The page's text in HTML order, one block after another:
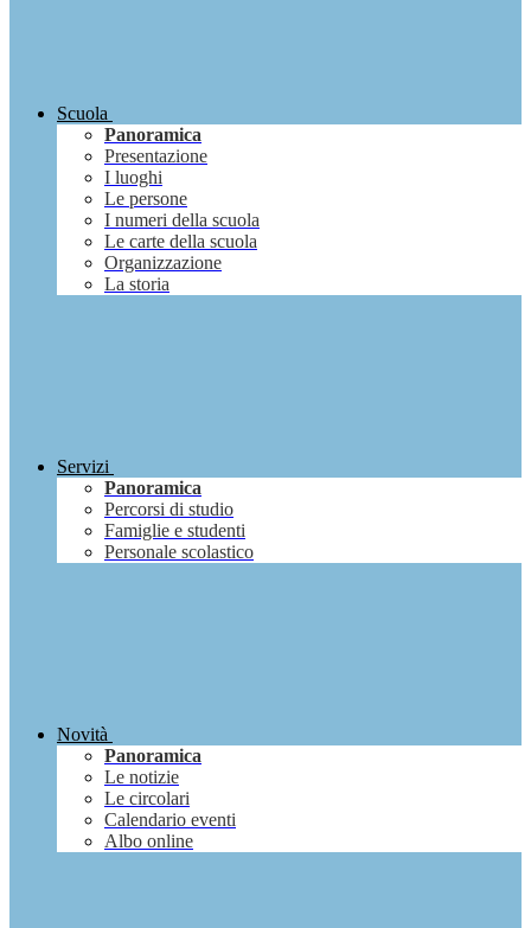
Scuola
Panoramica
Presentazione
I luoghi
Le persone
I numeri della scuola
Le carte della scuola
Organizzazione
La storia
Servizi
Panoramica
Percorsi di studio
Famiglie e studenti
Personale scolastico
Novità
Panoramica
Le notizie
Le circolari
Calendario eventi
Albo online